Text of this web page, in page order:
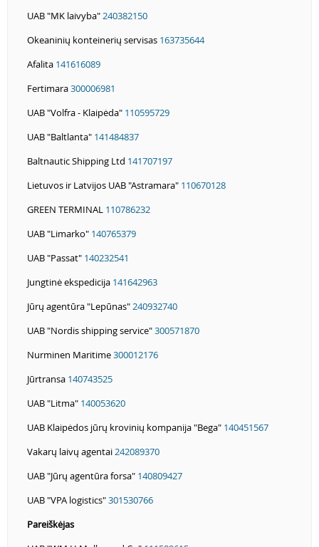
UAB "MK laivyba" 240382150
Okeaninių konteinerių servisas 163735644
Afalita 141616089
Fertimara300006981
UAB "Volfra - Klaipėda" 110595729
UAB "Baltlanta" 141484837
Baltnautic Shipping Ltd 141707197
Lietuvos ir Latvijos UAB "Astramara" 110670128
GREEN TERMINAL 110786232
UAB "Limarko" 140765379
UAB "Passat" 140232541
Jungtinė ekspedicija 141642963
Jūrų agentūra "Lepūnas" 240932740
UAB "Nordis shipping service"300571870
Nurminen Maritime300012176
Jūrtransa 140743525
UAB "Litma" 140053620
UAB Klaipėdos jūrų krovinių kompanija "Bega" 140451567
Vakarų laivų agentai 242089370
UAB "Jūrų agentūra forsa" 140809427
UAB "VPA logistics"301530766
Pareiškėjas